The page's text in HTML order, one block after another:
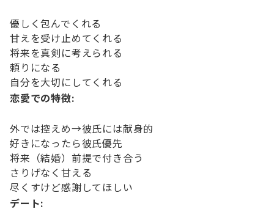
優しく包んでくれる
甘えを受け止めてくれる
将来を真剣に考えられる
頼りになる
自分を大切にしてくれる
恋愛での特徴:
外では控えめ→彼氏には献身的
好きになったら彼氏優先
将来（結婚）前提で付き合う
さりげなく甘える
尽くすけど感謝してほしい
デート: